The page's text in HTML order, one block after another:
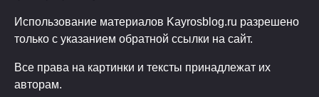
Использование материалов Kayrosblog.ru разрешено
только с указанием обратной ссылки на сайт.
Все права на картинки и тексты принадлежат их
авторам.